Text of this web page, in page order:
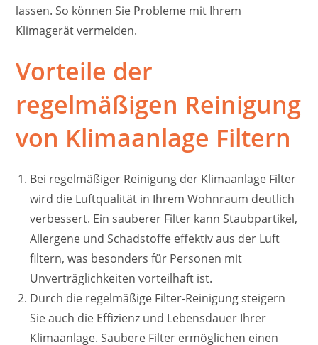
lassen. So können Sie Probleme mit Ihrem
Klimagerät vermeiden.
Vorteile der
regelmäßigen Reinigung
von Klimaanlage Filtern
Bei regelmäßiger Reinigung der Klimaanlage Filter
wird die Luftqualität in Ihrem Wohnraum deutlich
verbessert. Ein sauberer Filter kann Staubpartikel,
Allergene und Schadstoffe effektiv aus der Luft
filtern, was besonders für Personen mit
Unverträglichkeiten vorteilhaft ist.
Durch die regelmäßige Filter-Reinigung steigern
Sie auch die Effizienz und Lebensdauer Ihrer
Klimaanlage. Saubere Filter ermöglichen einen